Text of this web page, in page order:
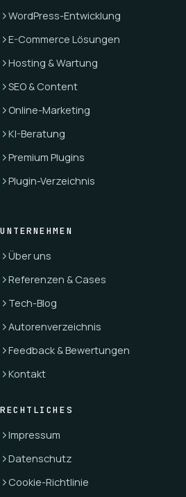
WordPress-Entwicklung
E-Commerce Lösungen
Hosting & Wartung
SEO & Content
Online-Marketing
KI-Beratung
Premium Plugins
Plugin-Verzeichnis
UNTERNEHMEN
Über uns
Referenzen & Cases
Tech-Blog
Autorenverzeichnis
Feedback & Bewertungen
Kontakt
RECHTLICHES
Impressum
Datenschutz
Cookie-Richtlinie